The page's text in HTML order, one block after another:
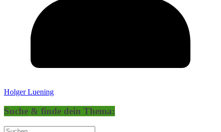
Holger Luening
Suche & finde dein Thema: